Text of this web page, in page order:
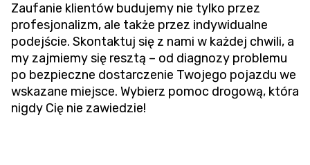
Zaufanie klientów budujemy nie tylko przez
profesjonalizm, ale także przez indywidualne
podejście. Skontaktuj się z nami w każdej chwili, a
my zajmiemy się resztą – od diagnozy problemu
po bezpieczne dostarczenie Twojego pojazdu we
wskazane miejsce. Wybierz pomoc drogową, która
nigdy Cię nie zawiedzie!